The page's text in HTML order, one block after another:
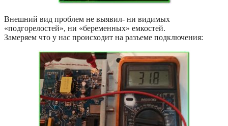
Внешний вид проблем не выявил- ни видимых
«подгорелостей», ни «беременных» емкостей.
Замеряем что у нас происходит на разъеме подключения: